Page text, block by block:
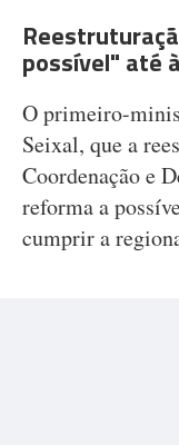
possível" até
O primeiro-
Seixal, que a
Coordenação e
reforma a
cumprir a